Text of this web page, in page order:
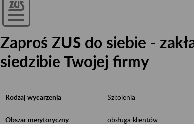
Zaproś ZUS do siebie -
siedzibie Twojej firmy
Rodzaj wydarzenia Szkolenia
Obszar merytoryczny obsługa klientów